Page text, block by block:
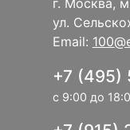
ул.
Email:
+7 (495)
с 9:00 до